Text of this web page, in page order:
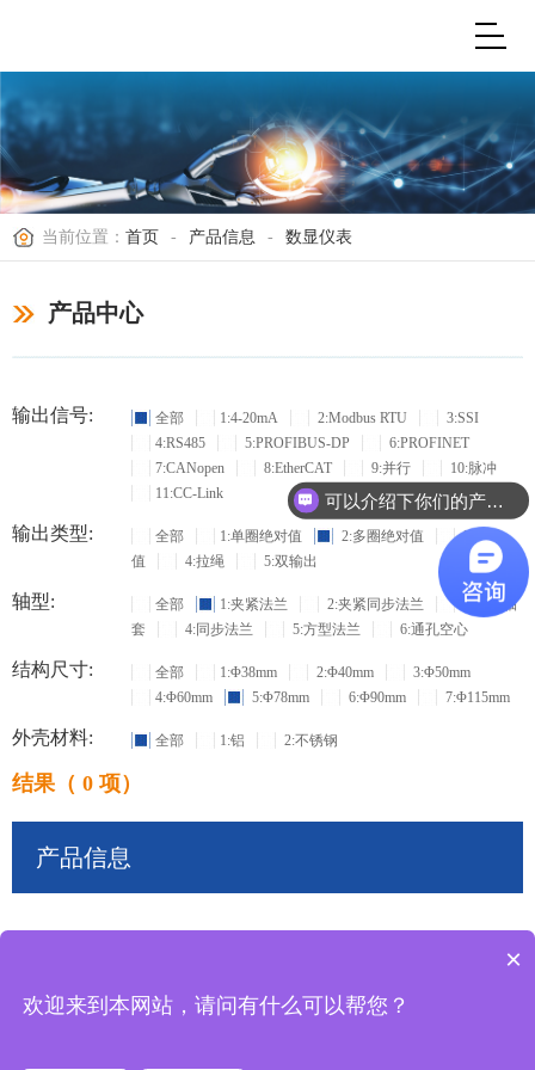
当前位置： 首页 - 产品信息 - 数显仪表
产品中心
输出信号: 全部 1:4-20mA 2:Modbus RTU
3:SSI
4:RS485
5:PROFIBUS-DP
6:PROFINET
7:CANopen
8:EtherCAT 9:并行
10:脉冲
11:CC-Link
输出类型: 全部 1:单圈绝对值 2:多圈绝对值
3:增量
值
4:拉绳 5:双输出
轴型: 全部 1:夹紧法兰 2:夹紧同步法兰
3:盲孔轴
套
4:同步法兰 5:方型法兰 6:通孔空心
结构尺寸: 全部 1:Φ38mm 2:Φ40mm
3:Φ50mm
4:Φ60mm
5:Φ78mm 6:Φ90mm 7:Φ115mm
外壳材料: 全部 1:铝 2:不锈钢
结果（ 0 项）
产品信息
可以介绍下你们的产品么？
×
欢迎来到本网站，请问有什么可以帮您？